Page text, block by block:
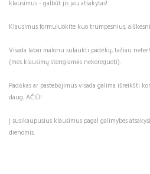
klausimus - galbūt jis jau atsakytas!
Klausimus formuluokite kuo trumpesnius,
Visada labai malonu sulaukti padėkų, tačiau
(mes klausimų stengiamės nekoreguoti).
Padėkas ar pastebėjimus visada galima išreikšti
daug. AČIŪ!
Į susikaupusius klausimus pagal galimybes
dienomis.